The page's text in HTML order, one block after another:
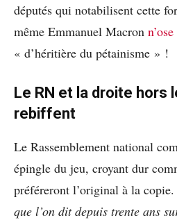
députés qui notabilisent cette
même Emmanuel Macron
« d’héritière du pétainisme » !
Le RN et la droite hors
rebiffent
Le Rassemblement national
épingle du jeu, croyant dur
préféreront l’original à la copie.
que l’on dit depuis trente ans